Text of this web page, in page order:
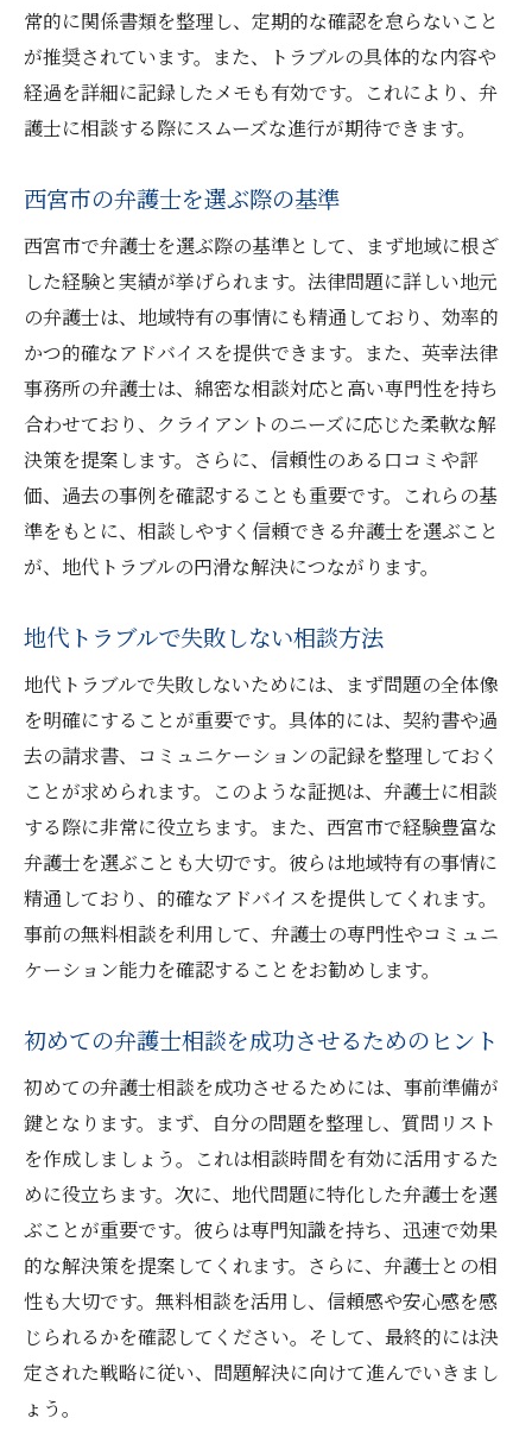
常的に関係書類を整理し、定期的な確認を怠らないこと
が推奨されています。また、トラブルの具体的な内容や
経過を詳細に記録したメモも有効です。これにより、弁
護士に相談する際にスムーズな進行が期待できます。
西宮市の弁護士を選ぶ際の基準
西宮市で弁護士を選ぶ際の基準として、まず地域に根ざ
した経験と実績が挙げられます。法律問題に詳しい地元
の弁護士は、地域特有の事情にも精通しており、効率的
かつ的確なアドバイスを提供できます。また、英幸法律
事務所の弁護士は、綿密な相談対応と高い専門性を持ち
合わせており、クライアントのニーズに応じた柔軟な解
決策を提案します。さらに、信頼性のある口コミや評
価、過去の事例を確認することも重要です。これらの基
準をもとに、相談しやすく信頼できる弁護士を選ぶこと
が、地代トラブルの円滑な解決につながります。
地代トラブルで失敗しない相談方法
地代トラブルで失敗しないためには、まず問題の全体像
を明確にすることが重要です。具体的には、契約書や過
去の請求書、コミュニケーションの記録を整理しておく
ことが求められます。このような証拠は、弁護士に相談
する際に非常に役立ちます。また、西宮市で経験豊富な
弁護士を選ぶことも大切です。彼らは地域特有の事情に
精通しており、的確なアドバイスを提供してくれます。
事前の無料相談を利用して、弁護士の専門性やコミュニ
ケーション能力を確認することをお勧めします。
初めての弁護士相談を成功させるためのヒント
初めての弁護士相談を成功させるためには、事前準備が
鍵となります。まず、自分の問題を整理し、質問リスト
を作成しましょう。これは相談時間を有効に活用するた
めに役立ちます。次に、地代問題に特化した弁護士を選
ぶことが重要です。彼らは専門知識を持ち、迅速で効果
的な解決策を提案してくれます。さらに、弁護士との相
性も大切です。無料相談を活用し、信頼感や安心感を感
じられるかを確認してください。そして、最終的には決
定された戦略に従い、問題解決に向けて進んでいきまし
ょう。